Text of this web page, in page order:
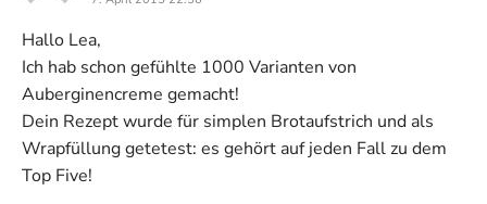
Hallo Lea,
Ich hab schon gefühlte 1000 Varianten von
Auberginencreme gemacht!
Dein Rezept wurde für simplen Brotaufstrich und als
Wrapfüllung getetest: es gehört auf jeden Fall zu dem
Top Five!